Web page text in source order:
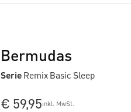
Bermudas
Serie Remix Basic Sleep
€ 59,95inkl. MwSt.